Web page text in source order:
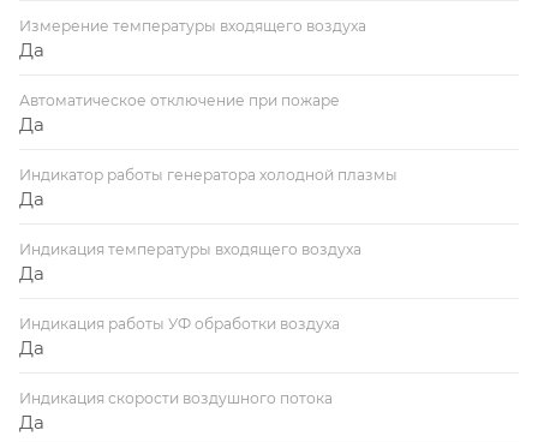
Измерение температуры входящего воздуха
Да
Автоматическое отключение при пожаре
Да
Индикатор работы генератора холодной плазмы
Да
Индикация температуры входящего воздуха
Да
Индикация работы УФ обработки воздуха
Да
Индикация скорости воздушного потока
Да